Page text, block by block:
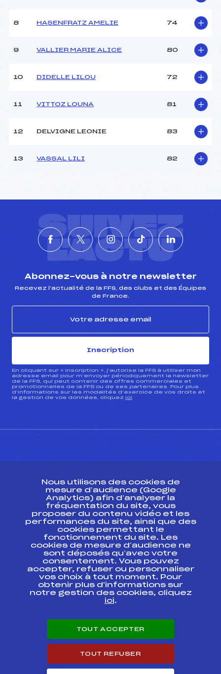
8 HASENFRATZ AMELIE 74
9 VALLIER MARIE ALICE 80
10 DIDELLE LILOU 72
11 VITTOZ LOUNA 81
12 DELVIGNE LEONIE 83
13 VASSAL LILI 82
SUIVEZ
L'ACTU
Abonnez-vous à notre newsletter
Recevez l’actualité de la FFS, des clubs et des Équipes
de France.
Inscription
En cliquant sur « inscription », j’autorise la FFS à utiliser mon
adresse email pour m’envoyer périodiquement la newsletter
de la FFS, qui peut contenir des offres commerciales et
promotionnelles de la FFS ou de ses partenaires. Pour plus
d’informations sur les modalités d’exercice de vos droits et
la gestion de vos données, cliquez ici
Ressources
Pass’Neige
Projet sportif fédéral
Projet de performance fédéral
Antidopage
Pôle Développement, Formation, Suivi
Scientifique
Listes ministérielles
Pôle vie de l’athlète
Enseignement professionnel
Carrières
Nous utilisons des cookies de
mesure d’audience (Google
Analytics) afin d’analyser la
fréquentation du site, vous
proposer du contenu vidéo et les
performances du site, ainsi que des
cookies permettant le
fonctionnement du site. Les
cookies de mesure d’audience ne
sont déposés qu’avec votre
consentement. Vous pouvez
accepter, refuser ou personnaliser
vos choix à tout moment. Pour
obtenir plus d'informations sur
notre gestion des cookies, cliquez
ici.
TOUT ACCEPTER
TOUT REFUSER